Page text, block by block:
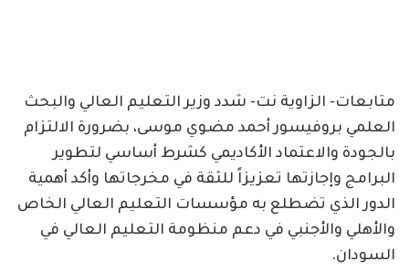
متابعات- الزاوية نت- شدد وزير التعليم العالي والبحث
العلمي بروفيسور أحمد مضوي موسى، بضرورة الالتزام
بالجودة والاعتماد الأكاديمي كشرط أساسي لتطوير
البرامج وإجازتها تعزيزاً للثقة في مخرجاتها وأكد أهمية
الدور الذي تضطلع به مؤسسات التعليم العالي الخاص
والأهلي والأجنبي في دعم منظومة التعليم العالي في
السودان.